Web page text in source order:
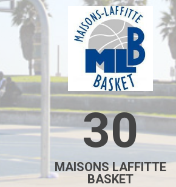
30
MAISONS LAFFITTE
BASKET